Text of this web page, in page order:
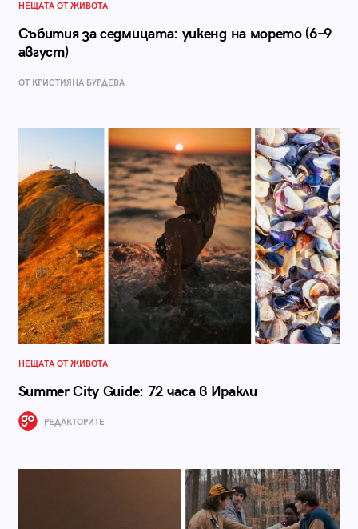
НЕЩАТА ОТ ЖИВОТА
Събития за седмицата: уикенд на морето (6–9
август)
ОТ КРИСТИЯНА БУРДЕВА
НЕЩАТА ОТ ЖИВОТА
Summer City Guide: 72 часа в Иракли
РЕДАКТОРИТЕ